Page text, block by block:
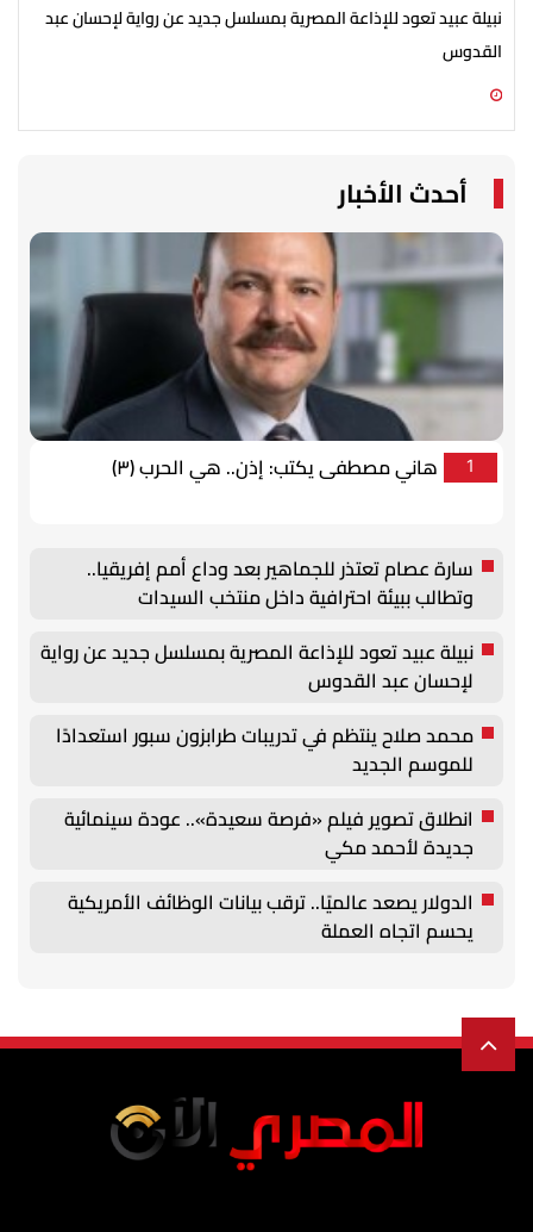
نبيلة عبيد تعود للإذاعة المصرية بمسلسل جديد عن رواية لإحسان عبد
القدوس
أحدث الأخبار
1 هاني مصطفى يكتب: إذن.. هي الحرب (٣)
سارة عصام تعتذر للجماهير بعد وداع أمم إفريقيا..
وتطالب ببيئة احترافية داخل منتخب السيدات
نبيلة عبيد تعود للإذاعة المصرية بمسلسل جديد عن رواية
لإحسان عبد القدوس
محمد صلاح ينتظم في تدريبات طرابزون سبور استعدادًا
للموسم الجديد
انطلاق تصوير فيلم «فرصة سعيدة».. عودة سينمائية
جديدة لأحمد مكي
الدولار يصعد عالميًا.. ترقب بيانات الوظائف الأمريكية
يحسم اتجاه العملة